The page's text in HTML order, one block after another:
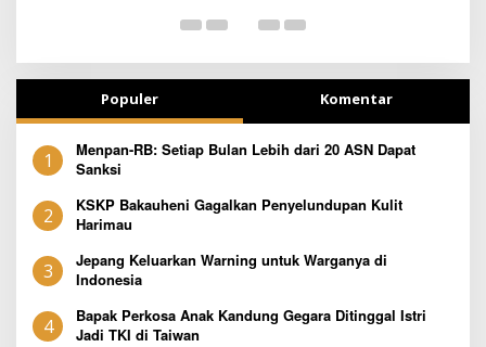
Populer Komentar
1
Menpan-RB: Setiap Bulan Lebih dari 20 ASN Dapat
Sanksi
2
KSKP Bakauheni Gagalkan Penyelundupan Kulit
Harimau
3
Jepang Keluarkan Warning untuk Warganya di
Indonesia
4
Bapak Perkosa Anak Kandung Gegara Ditinggal Istri
Jadi TKI di Taiwan